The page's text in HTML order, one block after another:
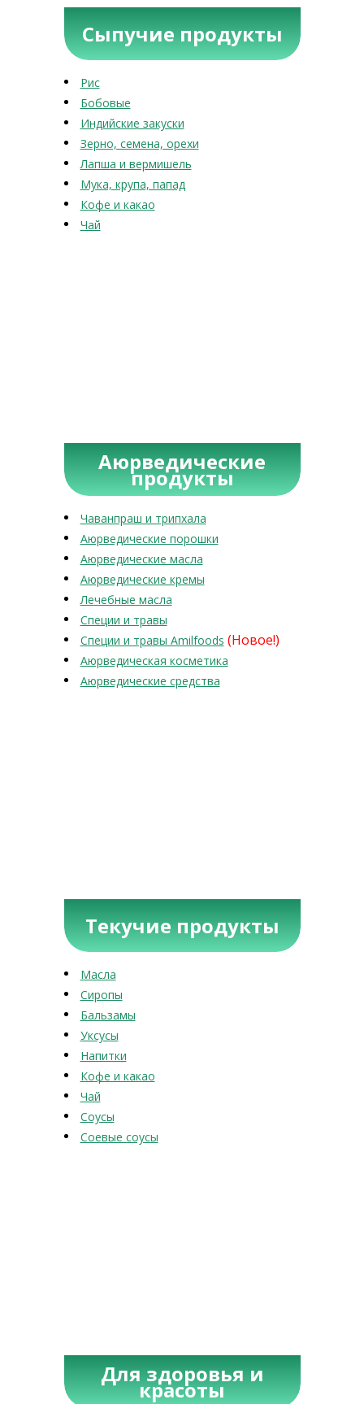
Сыпучие продукты
Рис
Бобовые
Индийские закуски
Зерно, семена, орехи
Лапша и вермишель
Мука, крупа, папад
Кофе и какао
Чай
Аюрведические
продукты
Чаванпраш и трипхала
Аюрведические порошки
Аюрведические масла
Аюрведические кремы
Лечебные масла
Специи и травы
Специи и травы Amilfoods (Новое!)
Аюрведическая косметика
Аюрведические средства
Текучие продукты
Масла
Сиропы
Бальзамы
Уксусы
Напитки
Кофе и какао
Чай
Соусы
Соевые соусы
Для здоровья и
красоты